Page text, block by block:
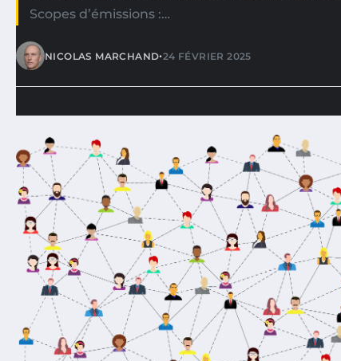
Scopes d’émissions :…
NICOLAS MARCHAND•24 FÉVRIER 2025